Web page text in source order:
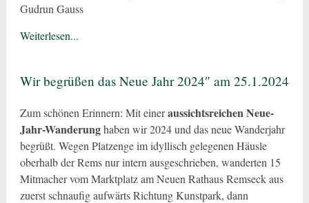
Gudrun Gauss
Weiterlesen...
Wir begrüßen das Neue Jahr 2024″ am 25.1.2024
Zum schönen Erinnern: Mit eineraussichtsreichen Neue-
Jahr-Wanderunghaben wir 2024 und das neue Wanderjahr
begrüßt. Wegen Platzenge im idyllisch gelegenen Häusle
oberhalb der Rems nur intern ausgeschrieben, wanderten 15
Mitmacher vom Marktplatz am Neuen Rathaus Remseck aus
zuerst schnaufig aufwärts Richtung Kunstpark, dann